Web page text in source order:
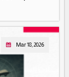
Mar 18, 2026